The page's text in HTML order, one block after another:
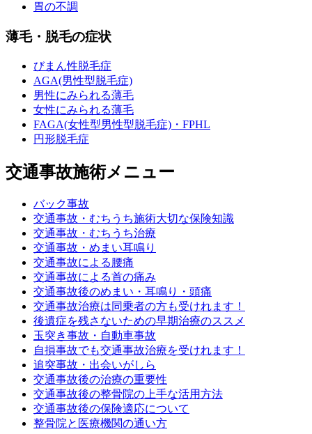
胃の不調
薄毛・脱毛の症状
びまん性脱毛症
AGA(男性型脱毛症)
男性にみられる薄毛
女性にみられる薄毛
FAGA(女性型男性型脱毛症)・FPHL
円形脱毛症
交通事故施術メニュー
バック事故
交通事故・むちうち施術大切な保険知識
交通事故・むちうち治療
交通事故・めまい耳鳴り
交通事故による腰痛
交通事故による首の痛み
交通事故後のめまい・耳鳴り・頭痛
交通事故治療は同乗者の方も受けれます！
後遺症を残さないための早期治療のススメ
玉突き事故・自動車事故
自損事故でも交通事故治療を受けれます！
追突事故・出会いがしら
交通事故後の治療の重要性
交通事故後の整骨院の上手な活用方法
交通事故後の保険適応について
整骨院と医療機関の通い方